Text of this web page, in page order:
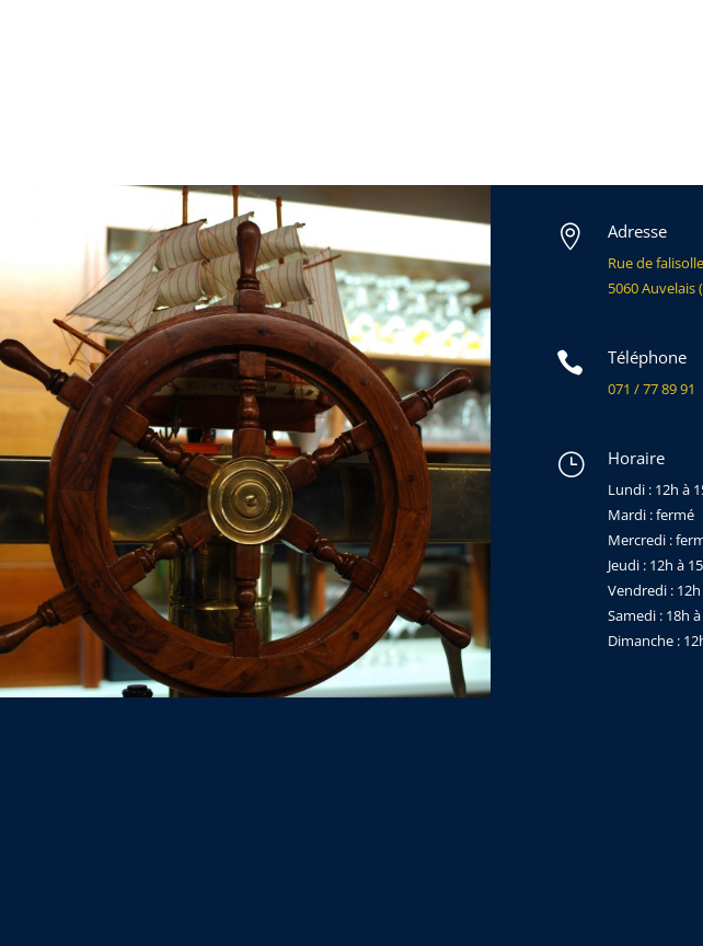
 Adresse
Rue de
5060 Auvelais
 Téléphone
071 / 77 89 91
} Horaire
Lundi : 12h à
Mardi : fermé
Mercredi :
Jeudi : 12h à
Vendredi :
Samedi : 18h
Dimanche :